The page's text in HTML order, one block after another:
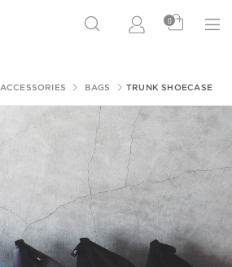
0
ACCESSORIES BAGS TRUNK SHOECASE